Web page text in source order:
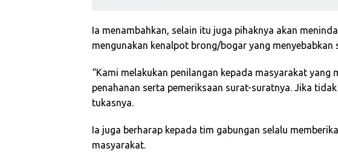
Ia menambahkan, selain itu juga pihaknya akan
mengunakan kenalpot brong/bogar yang menyebabkan
“Kami melakukan penilangan kepada masyarakat
penahanan serta pemeriksaan surat-suratnya. Jika
tukasnya.
Ia juga berharap kepada tim gabungan selalu
masyarakat.